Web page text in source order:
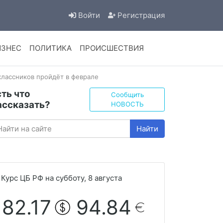
Войти Регистрация
ПОЛИТИКА ПРОИСШЕСТВИЯ
пройдёт в феврале
что
Сообщить
НОВОСТЬ
Найти
Курс ЦБ РФ на субботу, 8 августа
82.17 94.84